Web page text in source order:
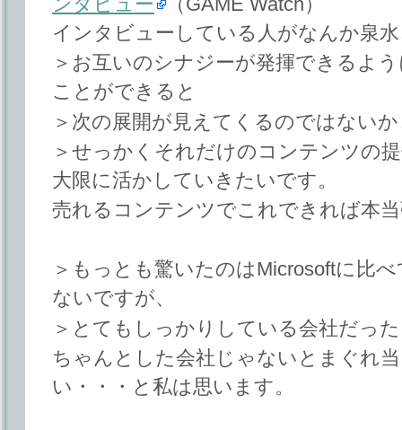
インタビューしている人がなんか泉
＞お互いのシナジーが発揮できるよ
ことができると
＞次の展開が見えてくるのではない
＞せっかくそれだけのコンテンツの
大限に活かしていきたいです。
売れるコンテンツでこれできれば本
＞もっとも驚いたのはMicrosoftに比
ないですが、
＞とてもしっかりしている会社だっ
ちゃんとした会社じゃないとまぐれ
い・・・と私は思います。